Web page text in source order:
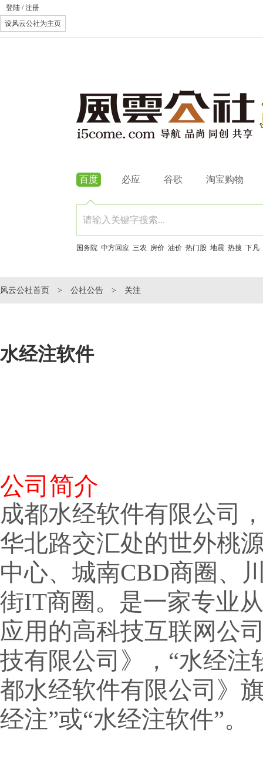
登陆 /注册
设风云公社为主页
百度 必应 谷歌 淘宝购物
国务院 中方回应 三农 房价 油价 热门股 地震 热搜 下凡
风云公社首页 > 公社公告 > 关注
水经注软件
公司简介
成都水经软件有限公司
华北路交汇处的世外桃
中心、城南CBD商圈、
街IT商圈。是一家专业
应用的高科技互联网公
技有限公司》，“水经注
都水经软件有限公司》
经注”或“水经注软件”。